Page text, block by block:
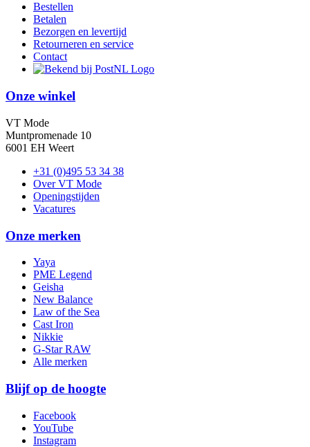
Bestellen
Betalen
Bezorgen en levertijd
Retourneren en service
Contact
Onze winkel
VT Mode
Muntpromenade 10
6001 EH Weert
+31 (0)495 53 34 38
Over VT Mode
Openingstijden
Vacatures
Onze merken
Yaya
PME Legend
Geisha
New Balance
Law of the Sea
Cast Iron
Nikkie
G-Star RAW
Alle merken
Blijf op de hoogte
Facebook
YouTube
Instagram